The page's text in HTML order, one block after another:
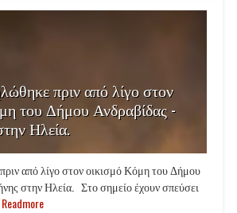
πριν από λίγο στον
του Δήμου Ανδραβίδας -
Ηλεία.
από λίγο στον οικισμό Κόμη του Δήμου
στην Ηλεία. Στο σημείο έχουν σπεύσει
Readmore